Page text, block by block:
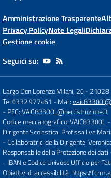
Amministrazione Trasparente
Privacy PolicyNote Legali
Gestione cookie
Seguici su:
Largo Don Lorenzo Milani, 20-21028
Tel 0332 977461 - Mail:
- PEC:VAIC83300L@pec.istruzione.it
Codice meccanografico: VAIC83300L
Dirigente Scolastica: Prof.ssa Ilva
- Collaboratrici della Dirigente:
Responsabile della Protezione dei
- IBAN e Codice Univoco Ufficio per
Obiettivi di accessibilità: https://